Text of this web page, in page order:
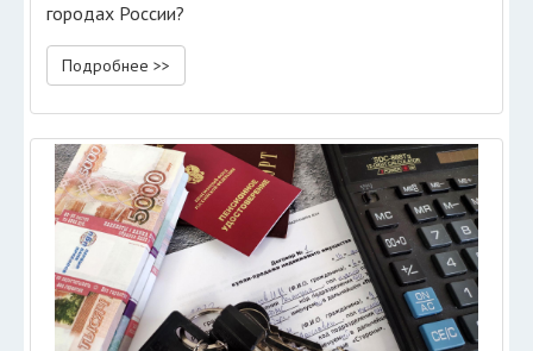
городах России?
Подробнее >>